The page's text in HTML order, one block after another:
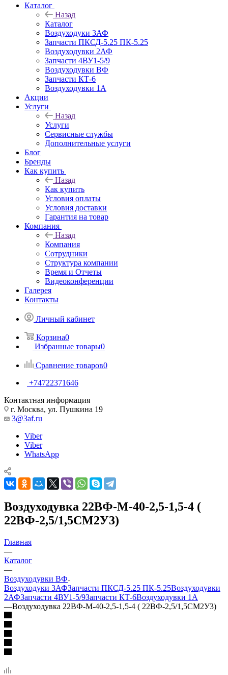
Каталог
Назад
Каталог
Воздуходуки 3АФ
Запчасти ПКСД-5.25 ПК-5.25
Воздуходувки 2АФ
Запчасти 4ВУ1-5/9
Воздуходувки ВФ
Запчасти КТ-6
Воздуходувки 1А
Акции
Услуги
Назад
Услуги
Сервисные службы
Дополнительные услуги
Блог
Бренды
Как купить
Назад
Как купить
Условия оплаты
Условия доставки
Гарантия на товар
Компания
Назад
Компания
Сотрудники
Структура компании
Время и Отчеты
Видеоконференции
Галерея
Контакты
Личный кабинет
Корзина0
Избранные товары0
Сравнение товаров0
+74722371646
Контактная информация
г. Москва, ул. Пушкина 19
3@3af.ru
Viber
Viber
WhatsApp
Воздуходувка 22ВФ-М-40-2,5-1,5-4 (
22ВФ-2,5/1,5СМ2У3)
Главная
—
Каталог
—
Воздуходувки ВФ
Воздуходуки 3АФЗапчасти ПКСД-5.25 ПК-5.25Воздуходувки
2АФЗапчасти 4ВУ1-5/9Запчасти КТ-6Воздуходувки 1А
—Воздуходувка 22ВФ-М-40-2,5-1,5-4 ( 22ВФ-2,5/1,5СМ2У3)